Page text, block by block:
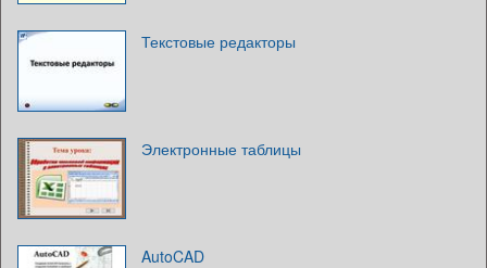
Текстовые редакторы
Электронные таблицы
AutoCAD